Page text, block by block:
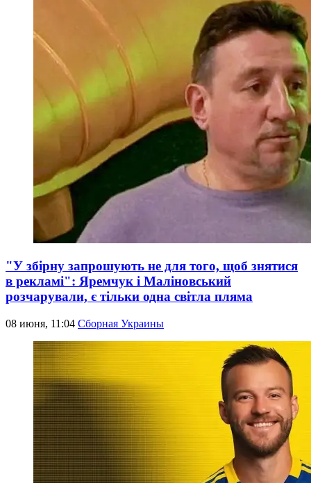
"У збірну запрошують не для того, щоб знятися
в рекламі": Яремчук і Маліновський
розчарували, є тільки одна світла пляма
08 июня, 11:04 Сборная Украины